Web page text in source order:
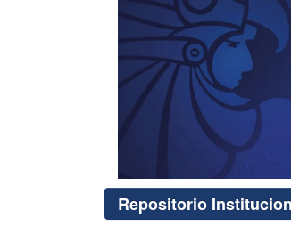
Repositorio